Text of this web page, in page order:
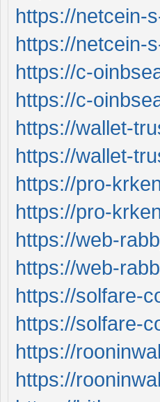
https://netcein-
https://netcein-
https://c-
https://c-
https://wallet-
https://wallet-
https://pro-
https://pro-
https://web-
https://web-
https://solfare-
https://solfare-
https://
https://